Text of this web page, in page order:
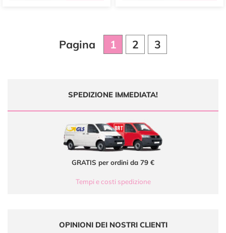
Pagina 1 2 3
SPEDIZIONE IMMEDIATA!
GRATIS per ordini da 79 €
Tempi e costi spedizione
OPINIONI DEI NOSTRI CLIENTI